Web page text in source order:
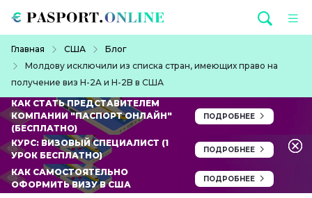
Главная США
Блог
Молдову исключили из списка стран, имеющих право на
получение виз H-2A и H-2B в США
КАК СТАТЬ ПРЕДСТАВИТЕЛЕМ
КОМПАНИИ "ПАСПОРТ ОНЛАЙН"
(БЕСПЛАТНО)
ПОДРОБНЕЕ
КУРС: ВИЗОВЫЙ СПЕЦИАЛИСТ (1
УРОК БЕСПЛАТНО)
ПОДРОБНЕЕ
КАК САМОСТОЯТЕЛЬНО
ОФОРМИТЬ ВИЗУ В США
ПОДРОБНЕЕ